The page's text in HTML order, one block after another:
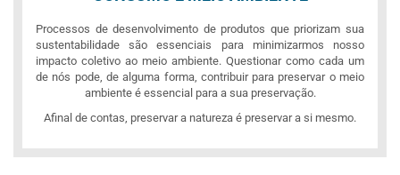
Processos de desenvolvimento de produtos que priorizam sua
sustentabilidade são essenciais para minimizarmos nosso
impacto coletivo ao meio ambiente. Questionar como cada um
de nós pode, de alguma forma, contribuir para preservar o meio
ambiente é essencial para a sua preservação.
Afinal de contas, preservar a natureza é preservar a si mesmo.